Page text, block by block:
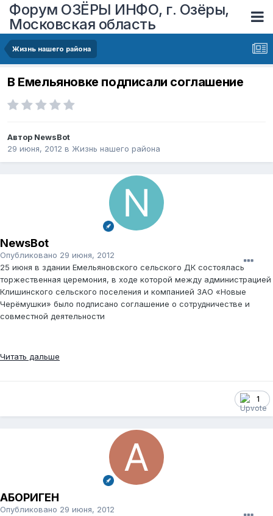
Форум ОЗЁРЫ ИНФО, г. Озёры,
Московская область
Жизнь нашего района
В Емельяновке подписали соглашение
Автор NewsBot
29 июня, 2012 в Жизнь нашего района
NewsBot
Опубликовано 29 июня, 2012
25 июня в здании Емельяновского сельского ДК состоялась
торжественная церемония, в ходе которой между администрацией
Клишинского сельского поселения и компанией ЗАО «Новые
Черёмушки» было подписано соглашение о сотрудничестве и
совместной деятельности
Читать дальше
1
АБОРИГЕН
Опубликовано 29 июня, 2012